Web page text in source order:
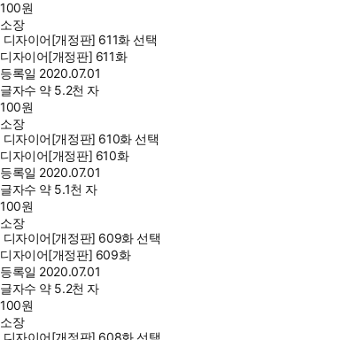
100원
소장
디자이어[개정판] 611화 선택
디자이어[개정판] 611화
등록일 2020.07.01
글자수 약 5.2천 자
100원
소장
디자이어[개정판] 610화 선택
디자이어[개정판] 610화
등록일 2020.07.01
글자수 약 5.1천 자
100원
소장
디자이어[개정판] 609화 선택
디자이어[개정판] 609화
등록일 2020.07.01
글자수 약 5.2천 자
100원
소장